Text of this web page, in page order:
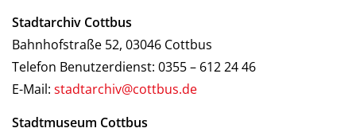
Stadtarchiv Cottbus
Bahnhofstraße 52, 03046 Cottbus
Telefon Benutzerdienst: 0355 – 612 24 46
E-Mail: stadtarchiv@cottbus.de
Stadtmuseum Cottbus